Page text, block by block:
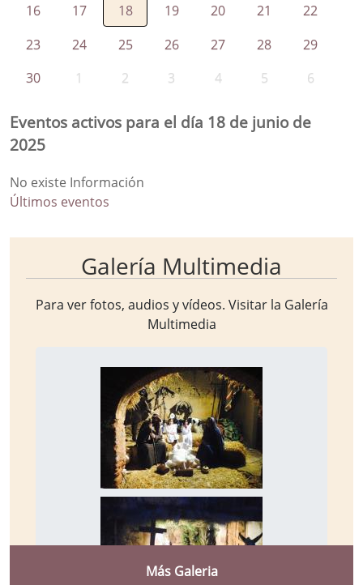
16 17 18 19 20 21
22
23
24 25 26 27 28
29
30
1 2 3 4 5 6
Eventos activos para el día 18 de junio de
2025
No existe Información
Últimos eventos
Galería Multimedia
Para ver fotos, audios y vídeos. Visitar la Galería
Multimedia
Más Galeria